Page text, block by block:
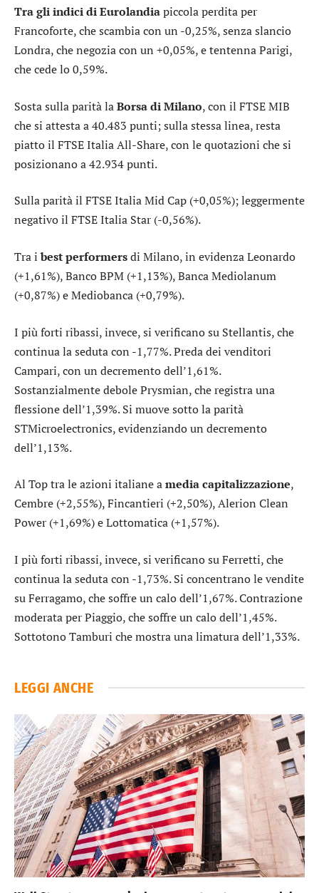
Tra gli indici di Eurolandiapiccola perdita per
Francoforte, che scambia con un -0,25%, senza slancio
Londra, che negozia con un +0,05%, e tentennaParigi,
che cede lo 0,59%.
Sosta sulla parità laBorsa di Milano, con il FTSE MIB
che si attesta a 40.483 punti; sulla stessa linea, resta
piatto il FTSE Italia All-Share, con le quotazioni che si
posizionano a 42.934 punti.
Sulla parità il FTSE Italia Mid Cap (+0,05%); leggermente
negativo il FTSE Italia Star (-0,56%).
Tra ibest performersdi Milano, in evidenzaLeonardo
(+1,61%),Banco BPM (+1,13%),Banca Mediolanum
(+0,87%) eMediobanca (+0,79%).
I più forti ribassi, invece, si verificano su Stellantis, che
continua la seduta con -1,77%. Preda dei venditori
Campari, con un decremento dell’1,61%.
Sostanzialmente debolePrysmian, che registra una
flessione dell’1,39%. Si muove sotto la parità
STMicroelectronics, evidenziando un decremento
dell’1,13%.
Al Top tra le azioni italiane amedia capitalizzazione,
Cembre (+2,55%),Fincantieri (+2,50%),Alerion Clean
Power (+1,69%) eLottomatica (+1,57%).
I più forti ribassi, invece, si verificano suFerretti, che
continua la seduta con -1,73%. Si concentrano le vendite
suFerragamo, che soffre un calo dell’1,67%. Contrazione
moderata perPiaggio, che soffre un calo dell’1,45%.
SottotonoTamburi che mostra una limatura dell’1,33%.
LEGGI ANCHE